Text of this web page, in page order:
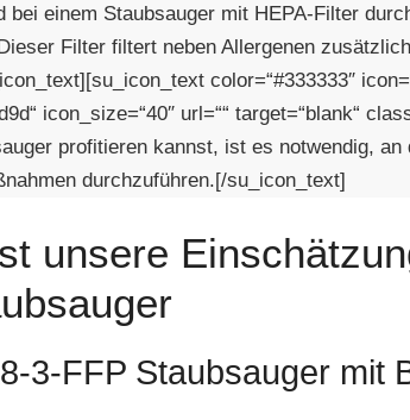
bei einem Staubsauger mit HEPA-Filter
Filter filtert neben Allergenen
color=“#333333″
icon_size=“40″ url=““ target=“blank“
profitieren kannst, ist es notwendig, an
durchzuführen.[/su_icon_text]
unsere
3-FFP Staubsauger mit